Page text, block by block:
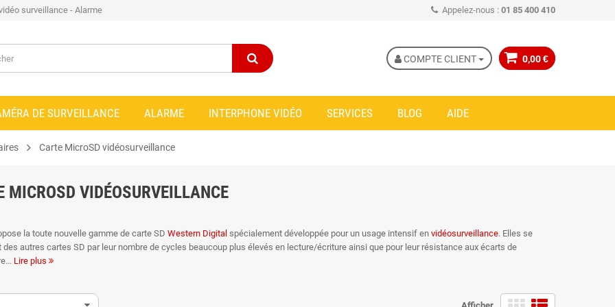
surveillance - Alarme Appelez-nous : 01 85 400 410
0,00 €
COMPTE CLIENT
DE SURVEILLANCE ALARME INTERPHONE VIDÉO SERVICES BLOG AIDE
Carte MicroSD vidéosurveillance
MICROSD VIDÉOSURVEILLANCE
la toute nouvelle gamme de carte SD Western Digital spécialement développée pour un usage intensif en vidéosurveillance. Elles se
des autres cartes SD par leur nombre de cycles beaucoup plus élevés en lecture/écriture ainsi que pour leur résistance aux écarts de
Lire plus
SD ont des cycles de lecture/écriture déterminés (lors de leur conception). Une fois que la carte SD a atteint le nombre de cycles pour